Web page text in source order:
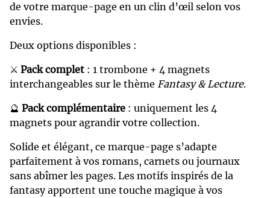
de votre marque-page en un clin d’œil selon vos
envies.
Deux options disponibles :
⚔️ Pack complet : 1 trombone + 4 magnets
interchangeables sur le thème Fantasy & Lecture.
🔮 Pack complémentaire : uniquement les 4
magnets pour agrandir votre collection.
Solide et élégant, ce marque-page s’adapte
parfaitement à vos romans, carnets ou journaux
sans abîmer les pages. Les motifs inspirés de la
fantasy apportent une touche magique à vos